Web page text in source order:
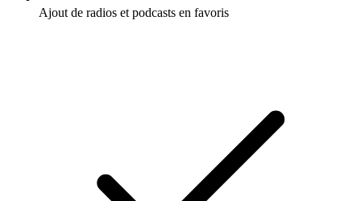
Ajout de radios et podcasts en favoris